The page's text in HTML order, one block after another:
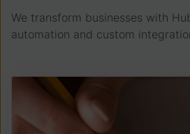
We transform businesses with
automation and custom